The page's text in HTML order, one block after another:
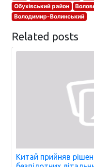
Обухівський район
Володимир-Волинський
Related posts
Китай прийняв